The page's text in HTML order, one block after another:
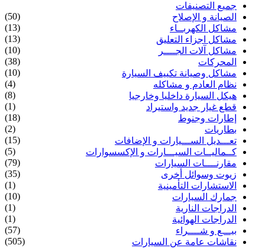
جميع التصنيفات
الصيانة و الإصلاح
(50)
مشاكل الكهربــاء
(13)
مشاكل اجزاء التعليق
(13)
مشاكل آلات الجــــر
(10)
المحركات
(38)
مشاكل وصيانة تكييف السيارة
(10)
نظام العادم و مشاكله
(4)
هيكل السيارة داخليا وخارجيا
(8)
قطع غيار جديد واستيراد
(1)
إطارات وجنوط
(18)
بطاريات
(2)
تعـــديل الســـيارات و الإضافات
(15)
كــماليــات السيـــارات و الإكسسوارات
(5)
مقارنــــات السيارات
(79)
زيوت وسوائل أخرى
(35)
الاستشارات التأمينية
(1)
جمارك السيارات
(10)
الدراجات النارية
(1)
الدراجات الهوائية
(1)
بيـــع و شــــراء
(57)
نقاشات عامة عن السيارات
(505)